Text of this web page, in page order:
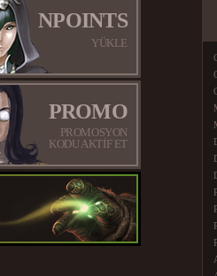
NPOINTS
YÜKLE
PROMO
PROMOSYON
KODU AKTİF ET